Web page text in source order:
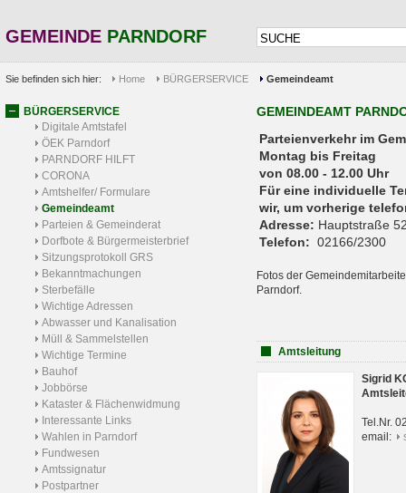
GEMEINDE PARNDORF
Sie befinden sich hier: Home BÜRGERSERVICE Gemeindeamt
BÜRGERSERVICE
Digitale Amtstafel
ÖEK Parndorf
PARNDORF HILFT
CORONA
Amtshelfer/ Formulare
Gemeindeamt
Parteien & Gemeinderat
Dorfbote & Bürgermeisterbrief
Sitzungsprotokoll GRS
Bekanntmachungen
Sterbefälle
Wichtige Adressen
Abwasser und Kanalisation
Müll & Sammelstellen
Wichtige Termine
Bauhof
Jobbörse
Kataster & Flächenwidmung
Interessante Links
Wahlen in Parndorf
Fundwesen
Amtssignatur
Postpartner
GEMEINDEAMT
Parteienverkehr
Montag bis Freitag
von 08.00 - 12.00 Uhr
Für eine individuelle
wir, um vorherige
Adresse: Hauptstraße
Telefon: 02166/2300
Fotos der
Parndorf.
Amtsleitung
Sigrid
Tel.Nr.
email: